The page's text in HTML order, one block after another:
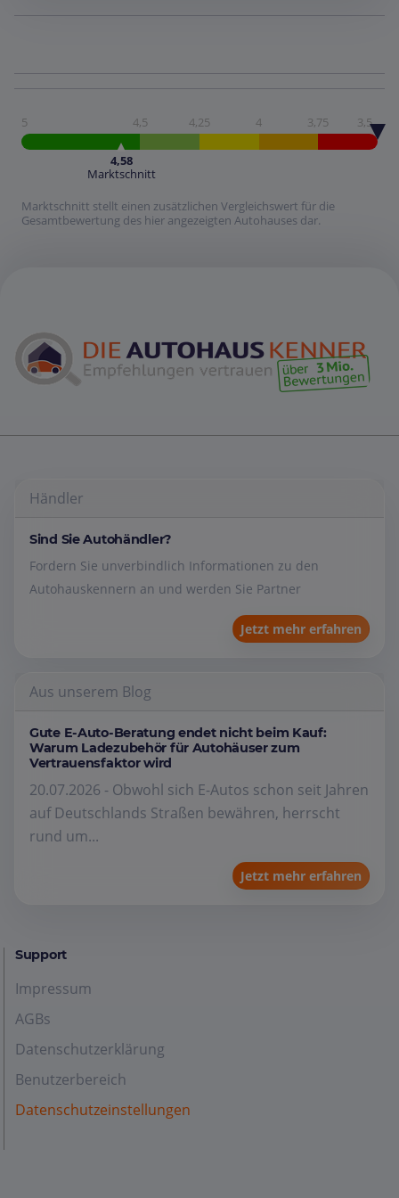
5 4,5 4,25 4 3,75 3,5
4,58
Marktschnitt
Marktschnitt stellt einen zusätzlichen Vergleichswert für die
Gesamtbewertung des hier angezeigten Autohauses dar.
Händler
Sind Sie Autohändler?
Fordern Sie unverbindlich Informationen zu den
Autohauskennern an und werden Sie Partner
Jetzt mehr erfahren
Aus unserem Blog
Gute E-Auto-Beratung endet nicht beim Kauf:
Warum Ladezubehör für Autohäuser zum
Vertrauensfaktor wird
20.07.2026 - Obwohl sich E-Autos schon seit Jahren
auf Deutschlands Straßen bewähren, herrscht
rund um...
Jetzt mehr erfahren
Support
Impressum
AGBs
Datenschutzerklärung
Benutzerbereich
Datenschutzeinstellungen